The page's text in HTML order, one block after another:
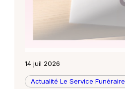
14 juil 2026
Actualité Le Service Funéraire